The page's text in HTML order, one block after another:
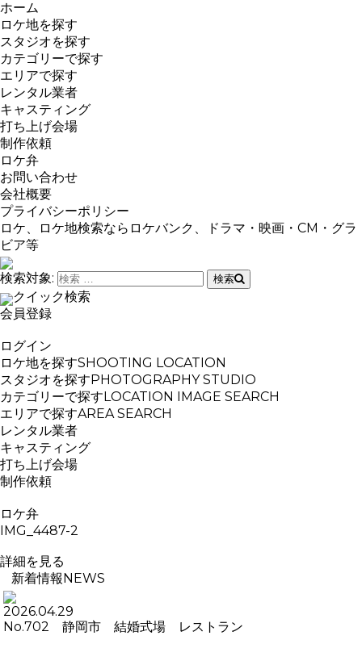
ホーム
ロケ地を探す
スタジオを探す
カテゴリーで探す
エリアで探す
レンタル業者
キャスティング
打ち上げ会場
制作依頼
ロケ弁
お問い合わせ
会社概要
プライバシーポリシー
ロケ、ロケ地検索ならロケバンク、ドラマ・映画・CM・グラ
ビア等
検索対象: 検索
クイック検索
会員登録
ログイン
ロケ地を探すSHOOTING LOCATION
スタジオを探すPHOTOGRAPHY STUDIO
カテゴリーで探すLOCATION IMAGE SEARCH
エリアで探すAREA SEARCH
レンタル業者
キャスティング
打ち上げ会場
制作依頼
ロケ弁
IMG_4487-2
詳細を見る
新着情報NEWS
2026.04.29
No.702 静岡市 結婚式場 レストラン